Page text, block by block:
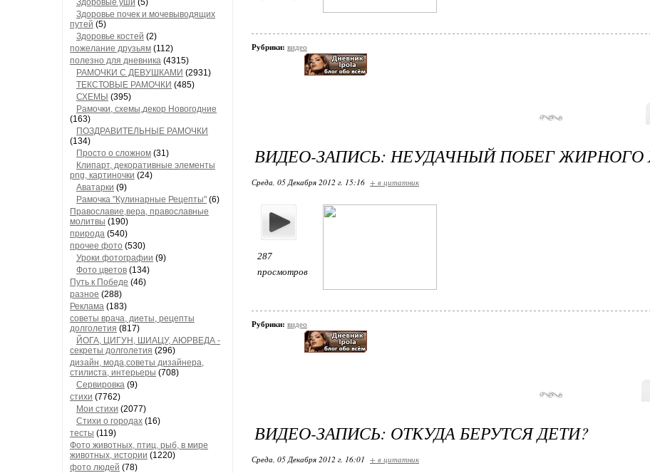
Здоровые уши (5)
Здоровье почек и мочевыводящих
путей (5)
Здоровье костей (2)
пожелание друзьям (112)
полезно для дневника (4315)
РАМОЧКИ С ДЕВУШКАМИ (2931)
ТЕКСТОВЫЕ РАМОЧКИ (485)
СХЕМЫ (395)
Рамочки, схемы,декор Новогодние
(163)
ПОЗДРАВИТЕЛЬНЫЕ РАМОЧКИ
(134)
Просто о сложном (31)
Клипарт, декоративные элементы
png, картиночки (24)
Аватарки (9)
Рамочка "Кулинарные Рецепты" (6)
Православие,вера, православные
молитвы (190)
природа (540)
прочее фото (530)
Уроки фотографии (9)
Фото цветов (134)
Путь к Победе (46)
разное (288)
Реклама (183)
советы врача, диеты, рецепты
долголетия (817)
ЙОГА, ЦИГУН, ШИАЦУ, АЮРВЕДА -
секреты долголетия (296)
дизайн, мода,советы дизайнера,
стилиста, интерьеры (708)
Сервировка (9)
стихи (7762)
Мои стихи (2077)
Стихи о городах (16)
тесты (119)
Фото животных, птиц, рыб, в мире
животных, истории (1220)
фото людей (78)
Рубрики: видео
ВИДЕО-ЗАПИСЬ: НЕУДАЧНЫЙ ПОБЕГ ЖИРНОГО
Среда, 05 Декабря 2012 г. 15:16 + в цитатник
287
просмотров
Рубрики: видео
ВИДЕО-ЗАПИСЬ: ОТКУДА БЕРУТСЯ ДЕТИ?
Среда, 05 Декабря 2012 г. 16:01 + в цитатник